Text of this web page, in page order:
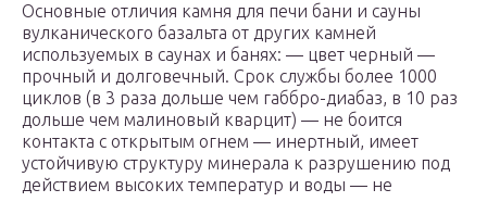
Основные отличия камня для печи бани и сауны
вулканического базальта от других камней
используемых в саунах и банях: — цвет черный —
прочный и долговечный. Срок службы более 1000
циклов (в 3 раза дольше чем габбро-диабаз, в 10 раз
дольше чем малиновый кварцит) — не боится
контакта с открытым огнем — инертный, имеет
устойчивую структуру минерала к разрушению под
действием высоких температур и воды — не